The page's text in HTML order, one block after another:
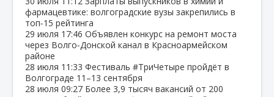
фармацевтике: волгоградские вузы закрепились в
топ‑15 рейтинга
29 июля 17:46 Объявлен конкурс на ремонт моста
через Волго‑Донской канал в Красноармейском
районе
28 июля 11:33 Фестиваль #ТриЧетыре пройдёт в
Волгограде 11–13 сентября
28 июля 09:27 Более 3,9 тысяч вакансий от 200